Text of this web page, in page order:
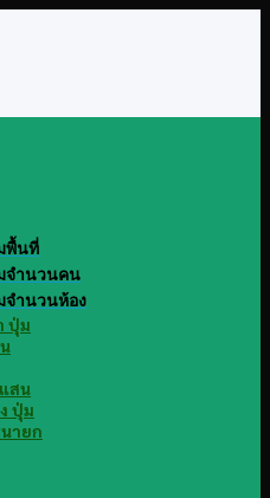
พื้นที่
จำนวนคน
จำนวนห้อง